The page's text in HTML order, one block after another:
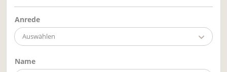
Anrede
Auswählen
Name